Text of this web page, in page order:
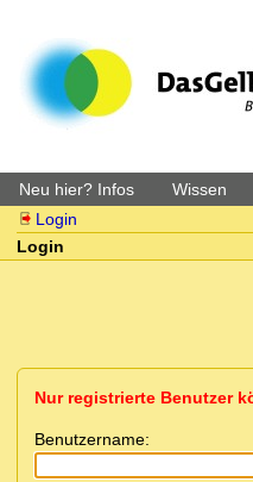
Neu hier? Infos Wissen
Login
Login
Nur registrierte Benutzer
Benutzername: